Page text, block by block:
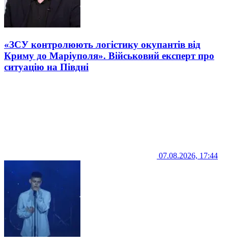
«ЗСУ контролюють логістику окупантів від
Криму до Маріуполя». Військовий експерт про
ситуацію на Півдні
07.08.2026, 17:44